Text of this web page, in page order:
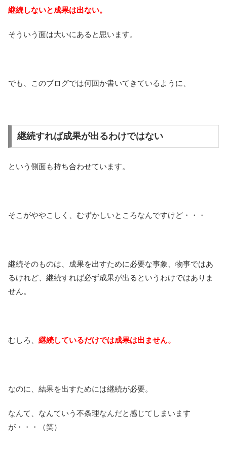
継続しないと成果は出ない。
そういう面は大いにあると思います。
でも、このブログでは何回か書いてきているように、
継続すれば成果が出るわけではない
という側面も持ち合わせています。
そこがややこしく、むずかしいところなんですけど・・・
継続そのものは、成果を出すために必要な事象、物事ではあ
るけれど、継続すれば必ず成果が出るというわけではありま
せん。
むしろ、 継続しているだけでは成果は出ません。
なのに、結果を出すためには継続が必要。
なんて、なんていう不条理なんだと感じてしまいます
が・・・（笑）